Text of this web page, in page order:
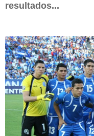
resultados...